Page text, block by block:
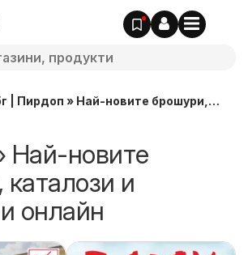
| Пирдоп » Най-новите брошури,
Най-новите
и
онлайн